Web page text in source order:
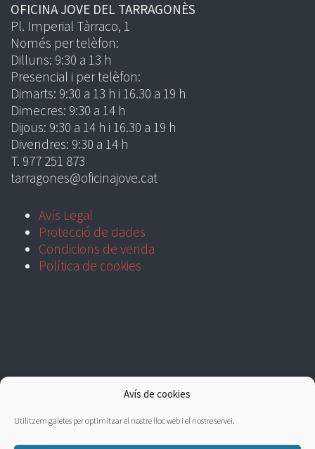
Avís de cookies
Utilitzem galetes per optimitzar el nostre lloc web i el nostre servei.
OFICINA JOVE DEL TARRAGONÈS
Pl. Imperial Tàrraco, 1
Només per telèfon:
Dilluns: 9:30 a 13 h
Presencial i per telèfon:
Dimarts: 9:30 a 13 h i 16.30 a 19 h
Dimecres: 9:30 a 14 h
Dijous: 9:30 a 14 h i 16.30 a 19 h
Divendres: 9:30 a 14 h
T. 977 251 873
tarragones@oficinajove.cat
Avís Legal
Protecció de dades
Condicions de venda
Política de cookies